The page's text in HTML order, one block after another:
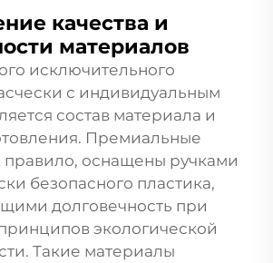
качества и
материалов
исключительного
с индивидуальным
состав материала и
Премиальные
правило, оснащены ручками
безопасного пластика,
долговечность при
экологической
Такие материалы